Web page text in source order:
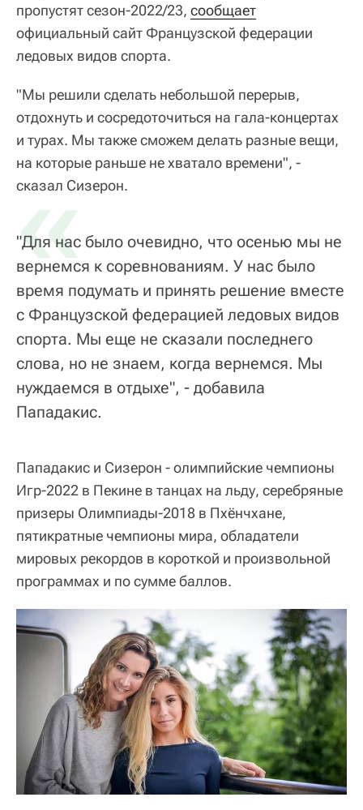
пропустят сезон-2022/23, сообщает
официальный сайт Французской федерации
ледовых видов спорта.
"Мы решили сделать небольшой перерыв,
отдохнуть и сосредоточиться на гала-концертах
и ​​турах. Мы также сможем делать разные вещи,
на которые раньше не хватало времени", -
сказал Сизерон.
«
"Для нас было очевидно, что осенью мы не
вернемся к соревнованиям. У нас было
время подумать и принять решение вместе
с Французской федерацией ледовых видов
спорта. Мы еще не сказали последнего
слова, но не знаем, когда вернемся. Мы
нуждаемся в отдыхе", - добавила
Пападакис.
Пападакис и Сизерон - олимпийские чемпионы
Игр-2022 в Пекине в танцах на льду, серебряные
призеры Олимпиады-2018 в Пхёнчхане,
пятикратные чемпионы мира, обладатели
мировых рекордов в короткой и произвольной
программах и по сумме баллов.